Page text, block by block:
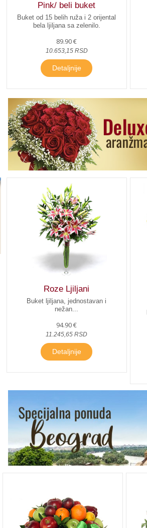
Pink/ beli buket
Buket od 15 belih ruža i 2 orijental
bela ljiljana sa zelenilo.
89.90 €
10.653,15 RSD
Detaljnije
.
.
Roze Ljiljani
Buket ljiljana, jednostavan i
nežan...
94.90 €
11.245,65 RSD
Detaljnije